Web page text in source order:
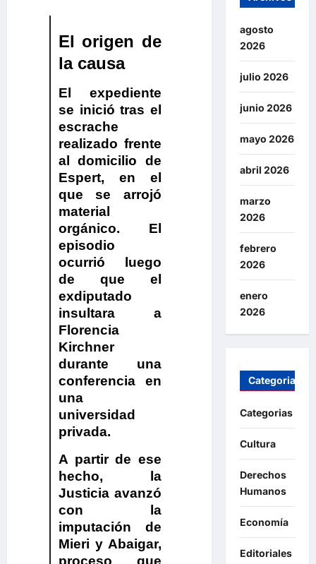
El origen de
la causa
El expediente
se inició tras el
escrache
realizado frente
al domicilio de
Espert, en el
que se arrojó
material
orgánico. El
episodio
ocurrió luego
de que el
exdiputado
insultara a
Florencia
Kirchner
durante una
conferencia en
una
universidad
privada.
A partir de ese
hecho,
la
Justicia avanzó
con la
imputación de
Mieri y Abaigar,
proceso que
agosto
2026
julio 2026
junio 2026
mayo 2026
abril 2026
marzo
2026
febrero
2026
enero
2026
Categorias
Categorias
Cultura
Derechos
Humanos
Economía
Editoriales